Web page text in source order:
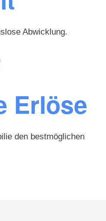
Abwicklung.
Erlöse
den bestmöglichen